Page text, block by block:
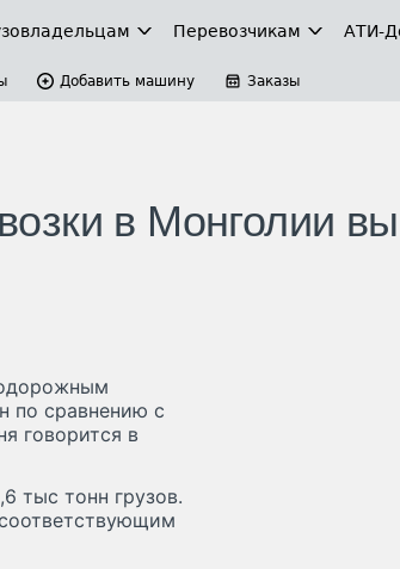
Перевозчикам АТИ-
Добавить машину Заказы
в Монголии
по сравнению с
говорится в
тыс тонн грузов.